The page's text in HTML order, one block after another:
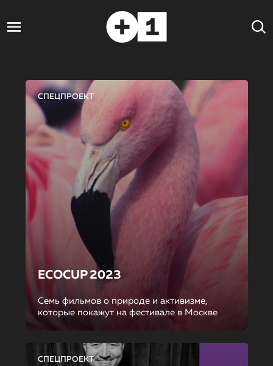
СПЕЦПРОЕКТ
ECOCUP 2023
Семь фильмов о природе и активизме,
которые покажут на фестивале в Москве
СПЕЦПРОЕКТ